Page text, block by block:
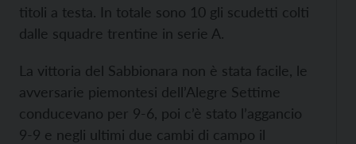
titoli a testa. In totale sono 10 gli scudetti colti
dalle squadre trentine in serie A.
La vittoria del Sabbionara non è stata facile, le
avversarie piemontesi dell’Alegre Settime
conducevano per 9-6, poi c’è stato l’aggancio
9-9 e negli ultimi due cambi di campo il